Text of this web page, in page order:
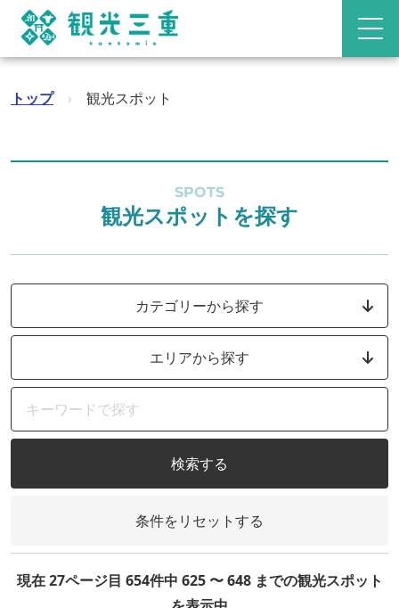
トップ › 観光スポット
SPOTS
観光スポットを探す
カテゴリーから探す
エリアから探す
検索する
条件をリセットする
現在 27ページ目 654件中 625 〜 648 までの観光スポット